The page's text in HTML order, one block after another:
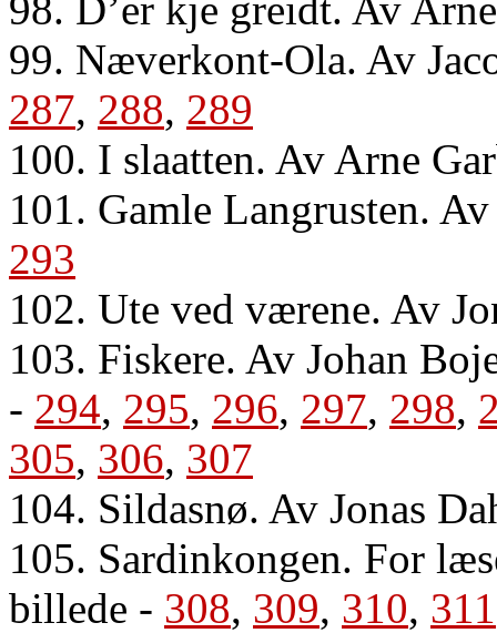
99. Næverkont-Ola. Av
287, 288, 289
100. I slaatten. Av Arne
101. Gamle Langrusten.
293
102. Ute ved værene. Av
103. Fiskere. Av Johan
- 294, 295, 296, 297, 298,
305, 306, 307
104. Sildasnø. Av Jonas
105. Sardinkongen. For
billede - 308, 309, 310, 311